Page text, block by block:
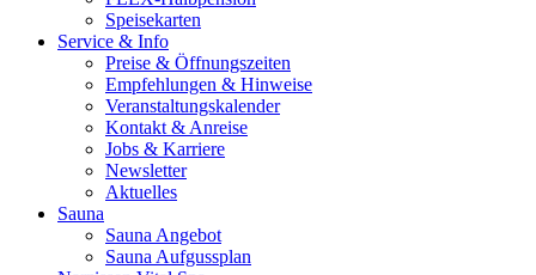
Speisekarten
Service & Info
Preise & Öffnungszeiten
Empfehlungen & Hinweise
Veranstaltungskalender
Kontakt & Anreise
Jobs & Karriere
Newsletter
Aktuelles
Sauna
Sauna Angebot
Sauna Aufgussplan